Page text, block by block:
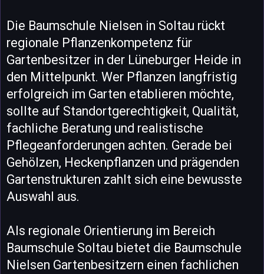
Die Baumschule Nielsen in Soltau rückt
regionale Pflanzenkompetenz für
Gartenbesitzer in der Lüneburger Heide in
den Mittelpunkt. Wer Pflanzen langfristig
erfolgreich im Garten etablieren möchte,
sollte auf Standortgerechtigkeit, Qualität,
fachliche Beratung und realistische
Pflegeanforderungen achten. Gerade bei
Gehölzen, Heckenpflanzen und prägenden
Gartenstrukturen zahlt sich eine bewusste
Auswahl aus.
Als regionale Orientierung im Bereich
Baumschule Soltau bietet die Baumschule
Nielsen Gartenbesitzern einen fachlichen